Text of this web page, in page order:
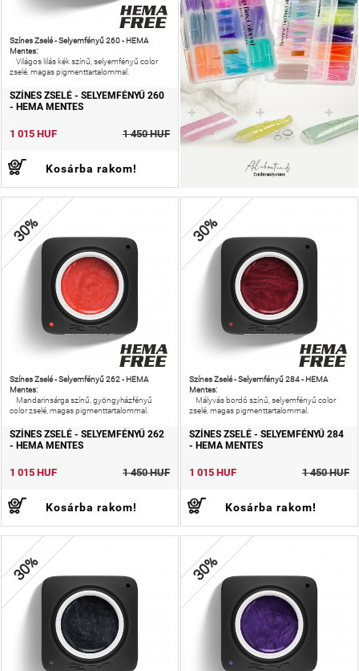
Színes Zselé - Selyemfényű 260 - HEMA
Mentes:
Világos lilás kék színű, selyemfényű color
zselé, magas pigmenttartalommal.
SZÍNES ZSELÉ - SELYEMFÉNYŰ 260
- HEMA MENTES
1 015 HUF 1 450 HUF
Kosárba rakom!
30%
Színes Zselé - Selyemfényű 262 - HEMA
Mentes:
Mandarinsárga színű, gyöngyházfényű
color zselé, magas pigmenttartalommal.
SZÍNES ZSELÉ - SELYEMFÉNYŰ 262
- HEMA MENTES
1 015 HUF 1 450 HUF
Kosárba rakom!
30%
Színes Zselé - Selyemfényű 284 - HEMA
Mentes:
Mályvás bordó színű, selyemfényű color
zselé, magas pigmenttartalommal.
SZÍNES ZSELÉ - SELYEMFÉNYŰ 284
- HEMA MENTES
1 015 HUF 1 450 HUF
Kosárba rakom!
30% 30%